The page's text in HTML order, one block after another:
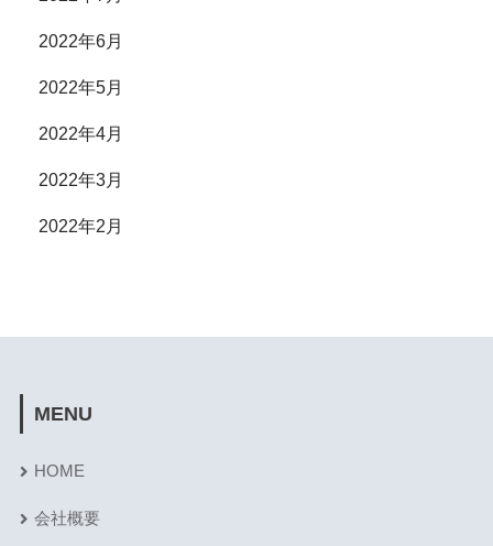
2022年6月
2022年5月
2022年4月
2022年3月
2022年2月
MENU
HOME
会社概要